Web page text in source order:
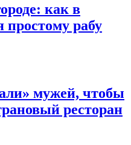
как в
простому рабу
мужей, чтобы
ресторан